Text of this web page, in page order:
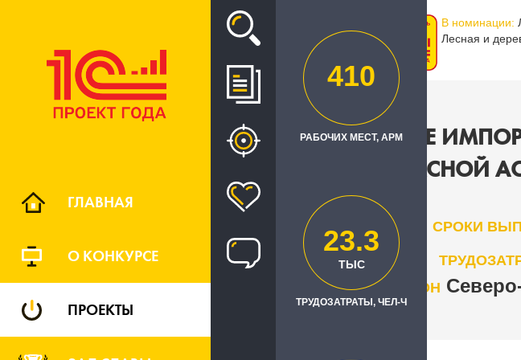
ГЛАВНАЯ
О КОНКУРСЕ
ПРОЕКТЫ
Проект
В номинации:
Лесная и
ЭКСТРЕМАЛЬНОЕ
КОМПЛЕКСНОЙ
СРОКИ
РЕГИОН
410
РАБОЧИХ МЕСТ, АРМ
23.3
ТЫС
ТРУДОЗАТРАТЫ, ЧЕЛ-Ч